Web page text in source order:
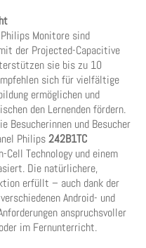
Monitore sind
der Projected-Capacitive
sie bis zu 10
sich für vielfältige
ermöglichen und
den Lernenden fördern.
Besucherinnen und Besucher
Philips242B1TC
Cell Technology und einem
Die natürlichere,
erfüllt – auch dank der
Android- und
anspruchsvoller
im Fernunterricht.